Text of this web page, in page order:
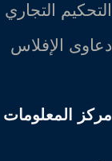
التحكيم التجاري
دعاوى الإفلاس
مركز المعلومات